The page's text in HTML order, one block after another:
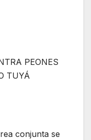
PEONES
TUYÁ
conjunta se